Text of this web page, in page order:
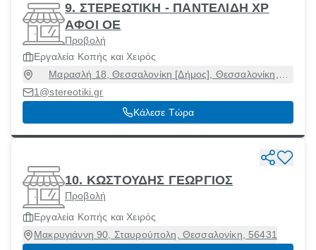
9. ΣΤΕΡΕΩΤΙΚΗ - ΠΑΝΤΕΛΙΔΗ ΧΡ
ΑΦΟΙ ΟΕ
Προβολή
Εργαλεία Κοπής και Χειρός
Μαρασλή 18, Θεσσαλονίκη [Δήμος], Θεσσαλονίκη,
1@stereotiki.gr
Κάλεσε Τώρα
10. ΚΩΣΤΟΥΔΗΣ ΓΕΩΡΓΙΟΣ
Προβολή
Εργαλεία Κοπής και Χειρός
Μακρυγιάννη 90, Σταυρούπολη, Θεσσαλονίκη, 56431